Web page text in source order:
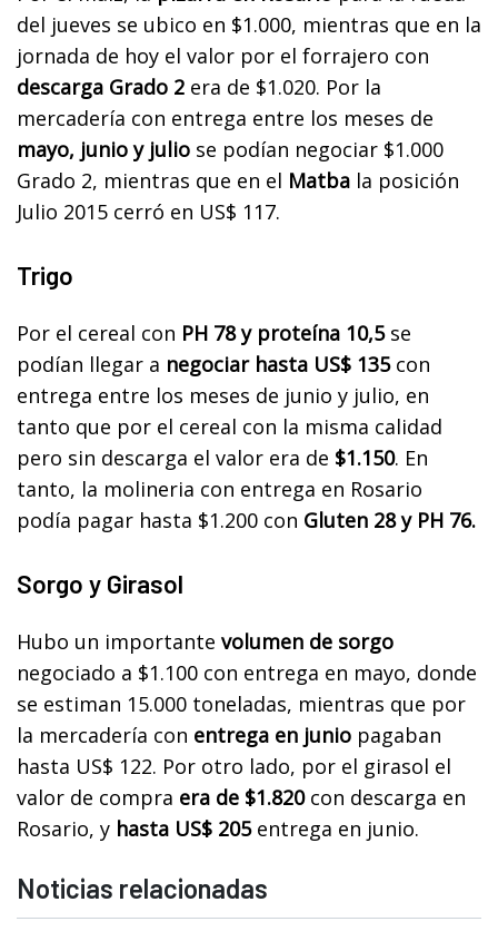
del jueves se ubico en $1.000, mientras que en la
jornada de hoy el valor por el forrajero con
descarga Grado 2 era de $1.020. Por la
mercadería con entrega entre los meses de
mayo, junio y julio se podían negociar $1.000
Grado 2, mientras que en el Matba la posición
Julio 2015 cerró en US$ 117.
Trigo
Por el cereal con PH 78 y proteína 10,5se
podían llegar a negociar hasta US$ 135con
entrega entre los meses de junio y julio, en
tanto que por el cereal con la misma calidad
pero sin descarga el valor era de $1.150. En
tanto, la molineria con entrega en Rosario
podía pagar hasta $1.200 con Gluten 28 y PH 76.
Sorgo y Girasol
Hubo un importante volumen de sorgo
negociado a $1.100 con entrega en mayo, donde
se estiman 15.000 toneladas, mientras que por
la mercadería con entrega en junio pagaban
hasta US$ 122. Por otro lado, por el girasol el
valor de compra era de $1.820con descarga en
Rosario, y hasta US$ 205entrega en junio.
Noticias relacionadas